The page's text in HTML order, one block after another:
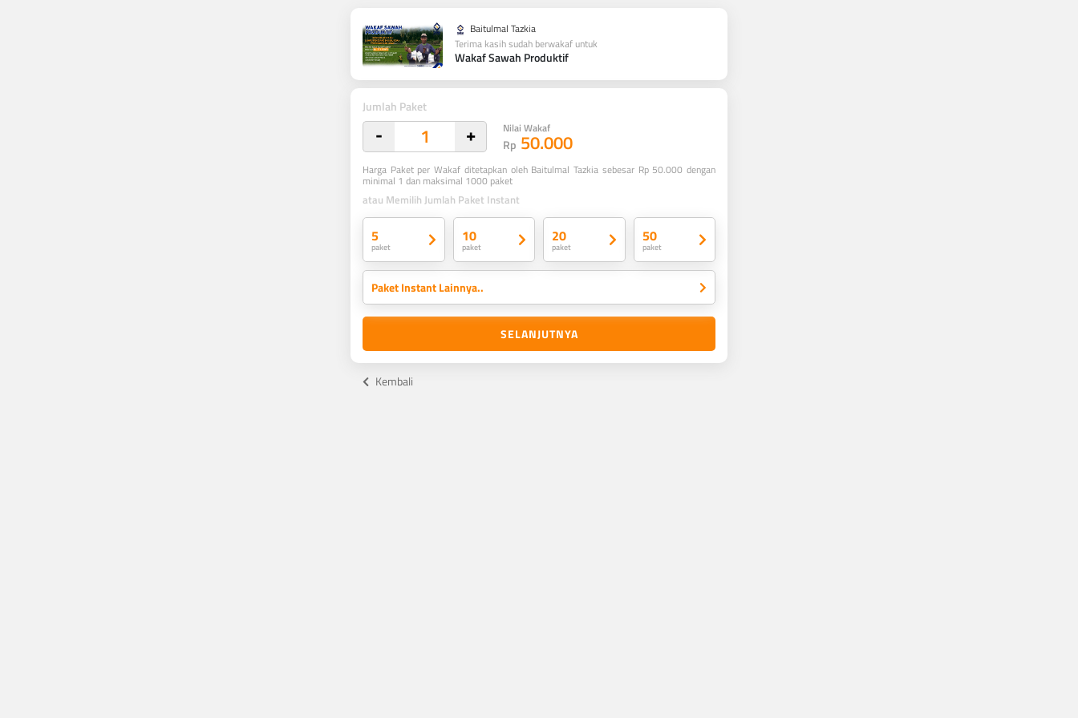
Baitulmal Tazkia
Terima kasih sudah berwakaf untuk
Wakaf Sawah Produktif
Jumlah Paket
- + Nilai Wakaf
Rp 50.000
Harga Paket per Wakaf ditetapkan oleh Baitulmal Tazkia sebesar Rp 50.000 dengan
minimal 1 dan maksimal 1000 paket
atau Memilih Jumlah Paket Instant
5
paket
10
paket
20
paket
50
paket
Paket Instant Lainnya..
SELANJUTNYA
Kembali